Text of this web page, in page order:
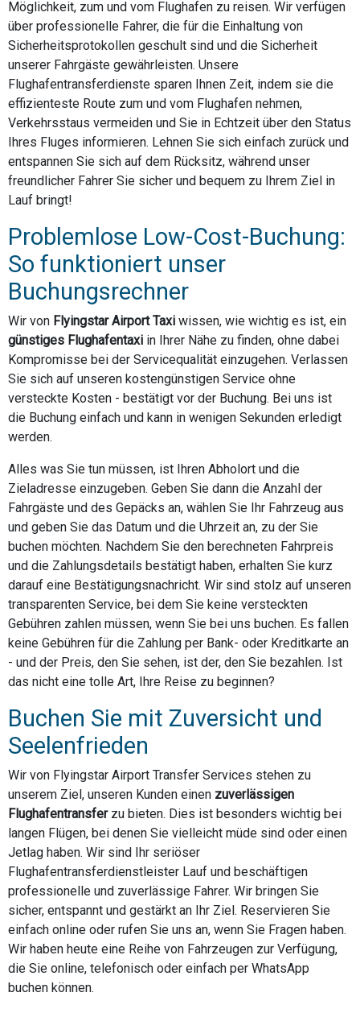
Möglichkeit, zum und vom Flughafen zu reisen. Wir verfügen
über professionelle Fahrer, die für die Einhaltung von
Sicherheitsprotokollen geschult sind und die Sicherheit
unserer Fahrgäste gewährleisten. Unsere
Flughafentransferdienste sparen Ihnen Zeit, indem sie die
effizienteste Route zum und vom Flughafen nehmen,
Verkehrsstaus vermeiden und Sie in Echtzeit über den Status
Ihres Fluges informieren. Lehnen Sie sich einfach zurück und
entspannen Sie sich auf dem Rücksitz, während unser
freundlicher Fahrer Sie sicher und bequem zu Ihrem Ziel in
Lauf bringt!
Problemlose Low-Cost-Buchung:
So funktioniert unser
Buchungsrechner
Wir von Flyingstar Airport Taxi wissen, wie wichtig es ist, ein
günstiges Flughafentaxi in Ihrer Nähe zu finden, ohne dabei
Kompromisse bei der Servicequalität einzugehen. Verlassen
Sie sich auf unseren kostengünstigen Service ohne
versteckte Kosten - bestätigt vor der Buchung. Bei uns ist
die Buchung einfach und kann in wenigen Sekunden erledigt
werden.
Alles was Sie tun müssen, ist Ihren Abholort und die
Zieladresse einzugeben. Geben Sie dann die Anzahl der
Fahrgäste und des Gepäcks an, wählen Sie Ihr Fahrzeug aus
und geben Sie das Datum und die Uhrzeit an, zu der Sie
buchen möchten. Nachdem Sie den berechneten Fahrpreis
und die Zahlungsdetails bestätigt haben, erhalten Sie kurz
darauf eine Bestätigungsnachricht. Wir sind stolz auf unseren
transparenten Service, bei dem Sie keine versteckten
Gebühren zahlen müssen, wenn Sie bei uns buchen. Es fallen
keine Gebühren für die Zahlung per Bank- oder Kreditkarte an
- und der Preis, den Sie sehen, ist der, den Sie bezahlen. Ist
das nicht eine tolle Art, Ihre Reise zu beginnen?
Buchen Sie mit Zuversicht und
Seelenfrieden
Wir von Flyingstar Airport Transfer Services stehen zu
unserem Ziel, unseren Kunden einen zuverlässigen
Flughafentransferzu bieten. Dies ist besonders wichtig bei
langen Flügen, bei denen Sie vielleicht müde sind oder einen
Jetlag haben. Wir sind Ihr seriöser
Flughafentransferdienstleister Lauf und beschäftigen
professionelle und zuverlässige Fahrer. Wir bringen Sie
sicher, entspannt und gestärkt an Ihr Ziel. Reservieren Sie
einfach online oder rufen Sie uns an, wenn Sie Fragen haben.
Wir haben heute eine Reihe von Fahrzeugen zur Verfügung,
die Sie online, telefonisch oder einfach per WhatsApp
buchen können.